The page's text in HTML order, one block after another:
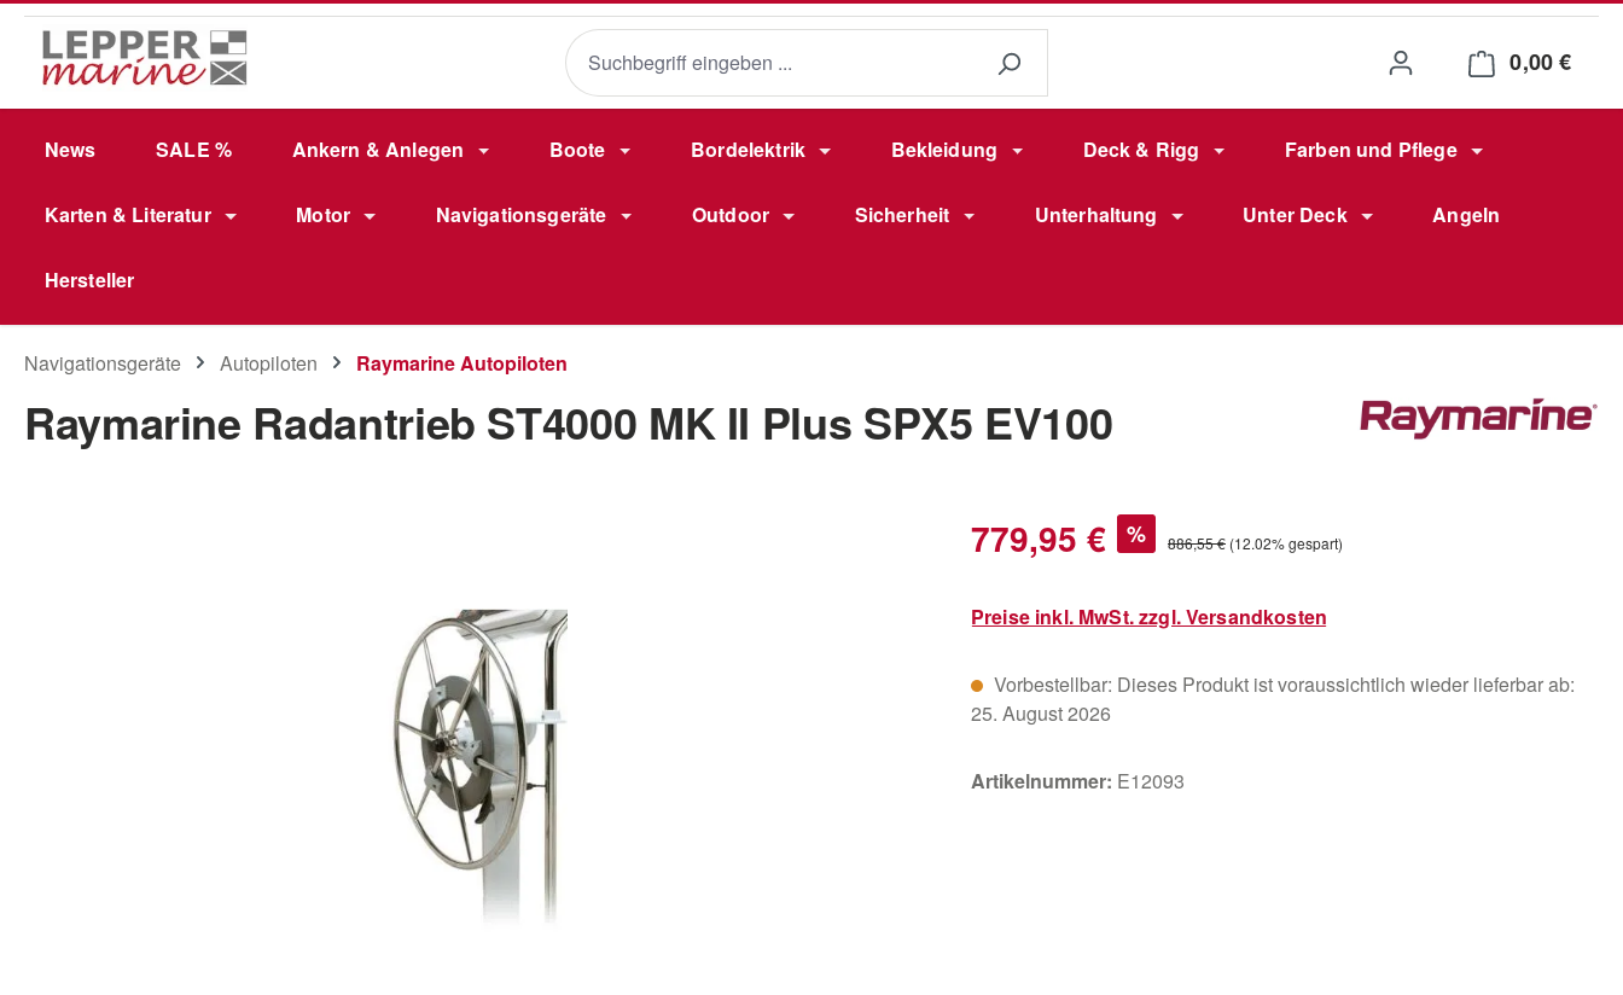
Hauptinhalt springen
Zur Suche springen
Zur Hauptnavigation springen
0,00 €
News SALE % Ankern & Anlegen Boote Bordelektrik Bekleidung Deck & Rigg Farben und Pflege
Karten & Literatur Motor Navigationsgeräte Outdoor Sicherheit Unterhaltung Unter Deck Angeln
Hersteller
Navigationsgeräte Autopiloten Raymarine Autopiloten
Raymarine Radantrieb ST4000 MK II Plus SPX5 EV100
Verkaufspreis:
779,95 € % Regulärer Preis:
886,55 € (12.02% gespart)
Preise inkl. MwSt. zzgl. Versandkosten
Vorbestellbar: Dieses Produkt ist voraussichtlich wieder lieferbar ab:
25. August 2026
Artikelnummer: E12093